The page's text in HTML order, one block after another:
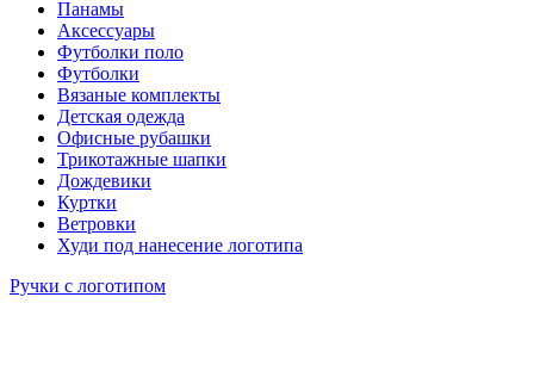
Панамы
Аксессуары
Футболки поло
Футболки
Вязаные комплекты
Детская одежда
Офисные рубашки
Трикотажные шапки
Дождевики
Куртки
Ветровки
Худи под нанесение логотипа
Ручки с логотипом